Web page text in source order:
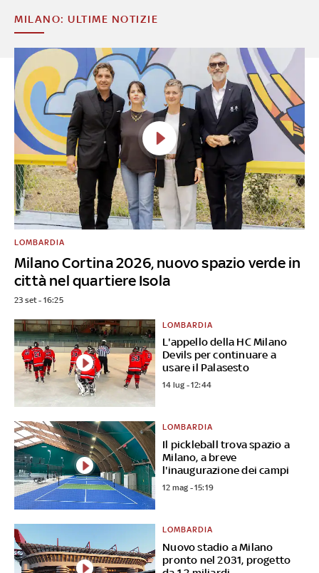
MILANO: ULTIME NOTIZIE
Milano Cortina 2026, nuovo spazio verde in
città nel quartiere Isola
LOMBARDIA
23 set - 16:25
L'appello della HC Milano
Devils per continuare a
usare il Palasesto
LOMBARDIA
14 lug - 12:44
Il pickleball trova spazio a
Milano, a breve
l'inaugurazione dei campi
LOMBARDIA
12 mag - 15:19
Nuovo stadio a Milano
pronto nel 2031, progetto
LOMBARDIA